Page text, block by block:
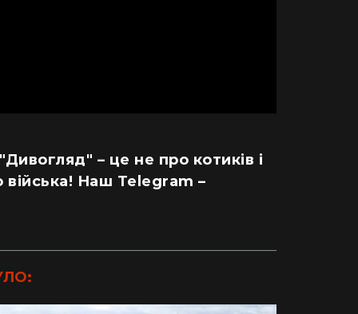
– це не про котиків і
Наш Telegram –